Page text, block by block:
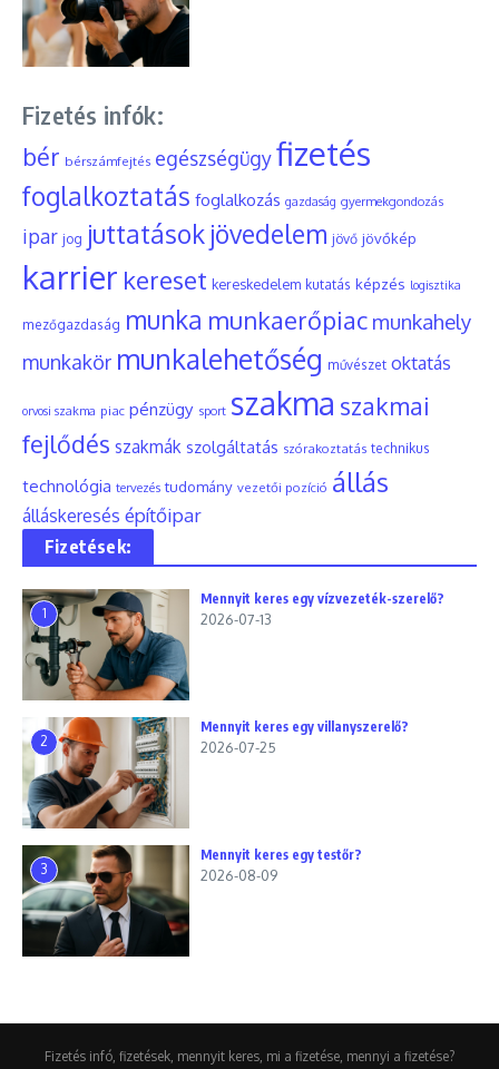
Fizetés infók:
bér bérszámfejtés egészségügyfizetés
foglalkoztatás foglalkozás gazdaság gyermekgondozás
ipar jog juttatások jövedelem jövő jövőkép
karrier kereset kereskedelem kutatás képzés logisztika
mezőgazdaság munka munkaerőpiac munkahely
munkakör munkalehetőség művészet oktatás
orvosi szakma piac pénzügy sport szakma szakmai
fejlődés szakmák szolgáltatás szórakoztatás technikus
technológia tervezés tudomány vezetői pozíció állás
álláskeresés építőipar
Fizetések:
1
Mennyit keres egy vízvezeték-szerelő?
2026-07-13
2
Mennyit keres egy villanyszerelő?
2026-07-25
3
Mennyit keres egy testőr?
2026-08-09
Fizetés infó, fizetések, mennyit keres, mi a fizetése, mennyi a fizetése?